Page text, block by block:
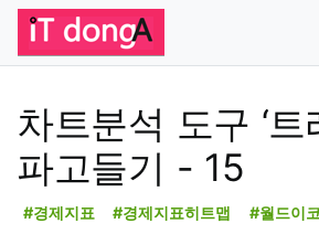
차트분석 도구 ‘트
파고들기 - 15
#경제지표 #경제지표히트맵 #월드이